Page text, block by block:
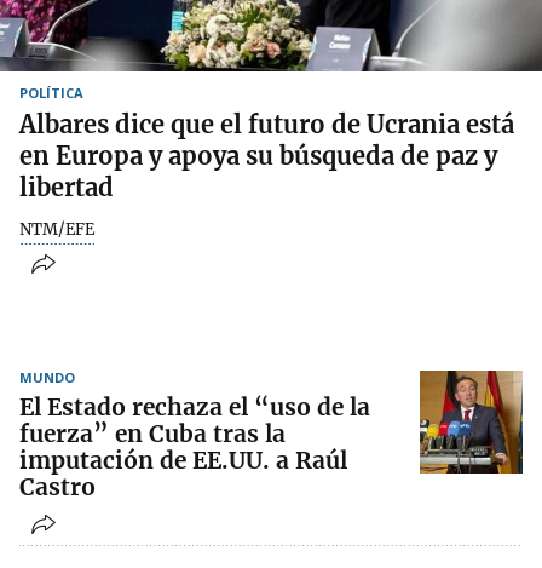
POLÍTICA
Albares dice que el futuro de Ucrania está
en Europa y apoya su búsqueda de paz y
libertad
NTM/EFE
MUNDO
El Estado rechaza el “uso de la
fuerza” en Cuba tras la
imputación de EE.UU. a Raúl
Castro